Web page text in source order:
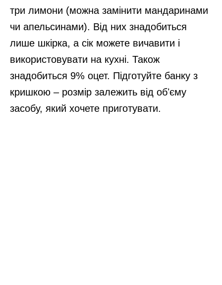
три лимони (можна замінити мандаринами
чи апельсинами). Від них знадобиться
лише шкірка, а сік можете вичавити і
використовувати на кухні. Також
знадобиться 9% оцет. Підготуйте банку з
кришкою – розмір залежить від обʼєму
засобу, який хочете приготувати.